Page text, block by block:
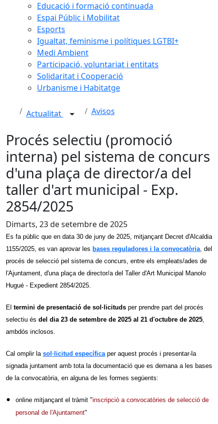
Educació i formació continuada
Espai Públic i Mobilitat
Esports
Igualtat, feminisme i polítiques LGTBI+
Medi Ambient
Participació, voluntariat i entitats
Solidaritat i Cooperació
Urbanisme i Habitatge
Actualitat Avisos
Procés selectiu (promoció
interna) pel sistema de concurs
d'una plaça de director/a del
taller d'art municipal - Exp.
2854/2025
Dimarts, 23 de setembre de 2025
Es fa públic que en data 30 de juny de 2025, mitjançant Decret d'Alcaldia
1155/2025, es van aprovar les bases reguladores i la convocatòria, del
procés de selecció pel sistema de concurs, entre els empleats/ades de
l'Ajuntament, d'una plaça de director/a del Taller d'Art Municipal Manolo
Hugué - Expedient 2854/2025.
El termini de presentació de sol·licituds per prendre part del procés
selectiu és del dia 23 de setembre de 2025 al 21 d'octubre de 2025,
ambdós inclosos.
Cal omplir la sol·licitud específicaper aquest procés i presentar-la
signada juntament amb tota la documentació que es demana a les bases
de la convocatòria, en alguna de les formes següents:
online mitjançant el tràmit "inscripció a convocatòries de selecció de
personal de l'Ajuntament"